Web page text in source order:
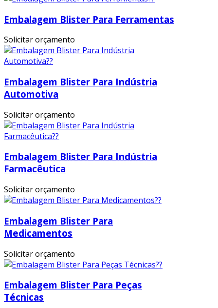
Embalagem Blister Para Ferramentas
Solicitar orçamento
Embalagem Blister Para Indústria
Automotiva
Solicitar orçamento
Embalagem Blister Para Indústria
Farmacêutica
Solicitar orçamento
Embalagem Blister Para
Medicamentos
Solicitar orçamento
Embalagem Blister Para Peças
Técnicas